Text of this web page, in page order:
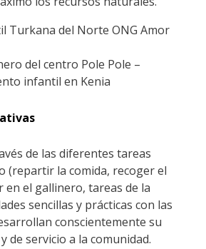
de las diferentes tareas
(repartir la comida, recoger el
en el gallinero, tareas de la
sencillas y prácticas con las
conscientemente su
de servicio a la comunidad.